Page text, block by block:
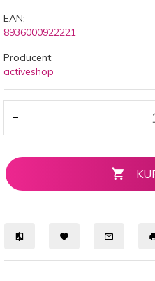
EAN:
8936000922221
Producent:
activeshop